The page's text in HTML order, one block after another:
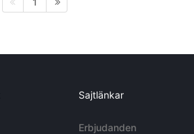
Sajtlänkar
Erbjudanden